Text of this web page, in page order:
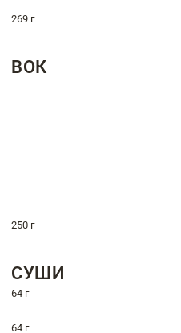
269 г
ВОК
250 г
СУШИ
64 г
64 г